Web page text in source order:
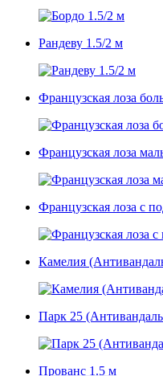
Рандеву 1.5/2 м
Французская лоза
Французская лоза
Французская лоза с
Камелия
Парк 25
Прованс 1.5 м